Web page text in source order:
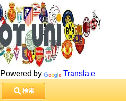
Powered by Translate
検索